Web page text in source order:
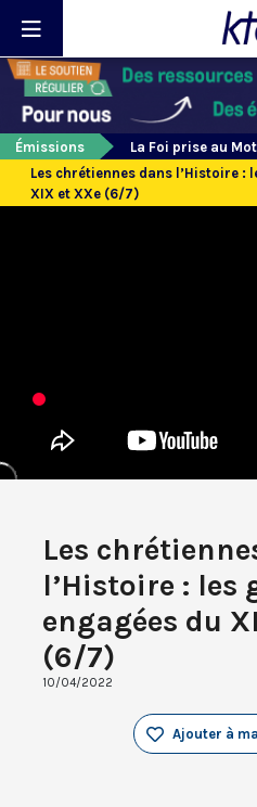
Émissions
La Foi prise au Mot
Les chrétiennes dans l’Histoire :
XIX et XXe (6/7)
Les
l’Histoire : les
engagées du
(6/7)
10/04/2022
Ajouter à